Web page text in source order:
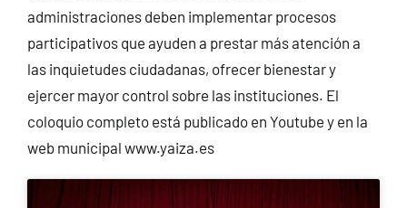
administraciones deben implementar procesos
participativos que ayuden a prestar más atención a
las inquietudes ciudadanas, ofrecer bienestar y
ejercer mayor control sobre las instituciones. El
coloquio completo está publicado en Youtube y en la
web municipal www.yaiza.es